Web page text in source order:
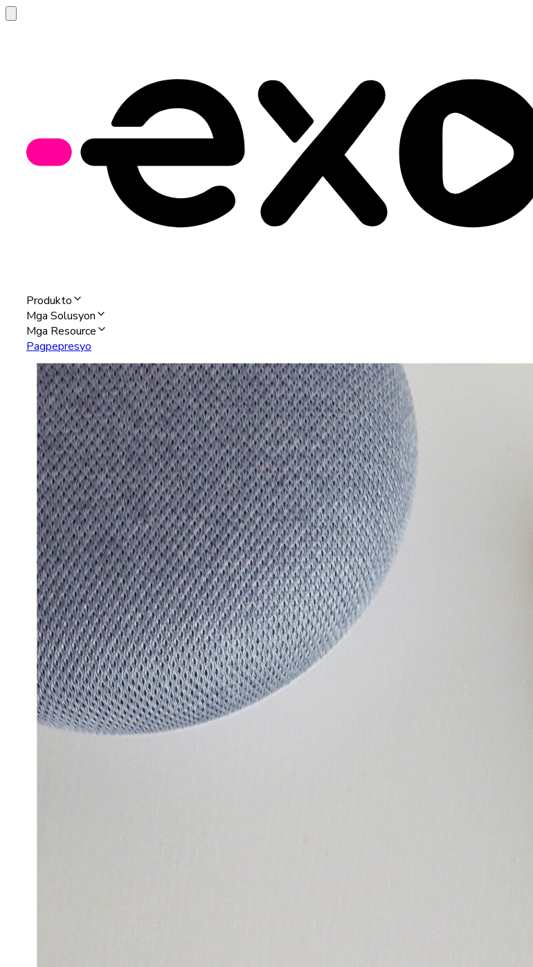
Produkto
Mga Solusyon
Mga Resource
Pagpepresyo